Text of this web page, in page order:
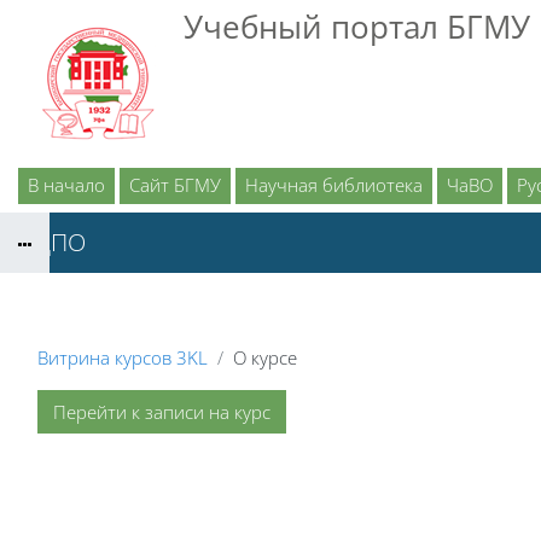
Перейти к основному содержаниюУчебный портал БГМУ
В начало Сайт БГМУ Научная библиотека ЧаВО
ИДПО
Витрина курсов 3KL О курсе
Перейти к записи на курс